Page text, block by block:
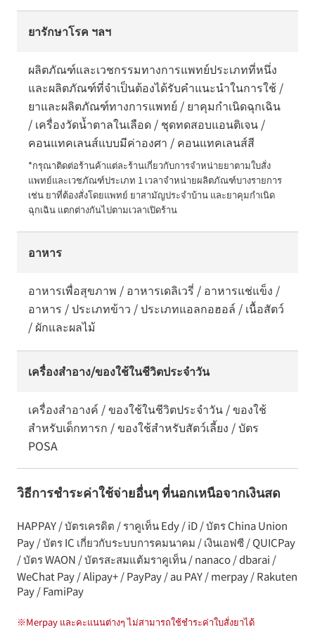
ยารักษาโรค ฯลฯ
ผลิตภัณฑ์และเวชกรรมทางการแพทย์ประเภทที่หนึ่ง
และผลิตภัณฑ์ที่จำเป็นต้องได้รับคำแนะนำในการใช้ /
ยาและผลิตภัณฑ์ทางการแพทย์ / ยาคุมกำเนิดฉุกเฉิน
/ เครื่องวัดน้ำตาลในเลือด / ชุดทดสอบแอนติเจน /
คอนแทคเลนส์แบบมีค่าองศา / คอนแทคเลนส์สี
*กรุณาติดต่อร้านค้าแต่ละร้านเกี่ยวกับการจำหน่ายยาตามใบสั่ง
แพทย์และเวชภัณฑ์ประเภท 1 เวลาจำหน่ายผลิตภัณฑ์บางรายการ
เช่น ยาที่ต้องสั่งโดยแพทย์ ยาสามัญประจำบ้าน และยาคุมกำเนิด
ฉุกเฉิน แตกต่างกันไปตามเวลาเปิดร้าน
อาหาร
อาหารเพื่อสุขภาพ / อาหารเดลิเวรี่ / อาหารแช่แข็ง /
อาหาร / ประเภทข้าว / ประเภทแอลกอฮอล์ / เนื้อสัตว์
/ ผักและผลไม้
เครื่องสำอาง/ของใช้ในชีวิตประจำวัน
เครื่องสำอางค์ / ของใช้ในชีวิตประจำวัน / ของใช้
สำหรับเด็กทารก / ของใช้สำหรับสัตว์เลี้ยง / บัตร
POSA
วิธีการชำระค่าใช้จ่ายอื่นๆ ที่นอกเหนือจากเงินสด
HAPPAY / บัตรเครดิต / ราคูเท็น Edy / iD / บัตร China Union
Pay / บัตร IC เกี่ยวกับระบบการคมนาคม / เงินเอฟซี / QUICPay
/ บัตร WAON / บัตรสะสมแต้มราคูเท็น / nanaco / dbarai /
WeChat Pay / Alipay+ / PayPay / au PAY / merpay / Rakuten
Pay / FamiPay
※Merpay และคะแนนต่างๆ ไม่สามารถใช้ชำระค่าใบสั่งยาได้